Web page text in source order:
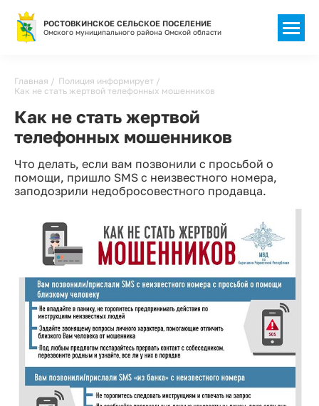
РОСТОВКИНСКОЕ СЕЛЬСКОЕ ПОСЕЛЕНИЕ
Омского муниципального района Омской области
Строка
навигации
Главная
Полиция информирует
Как не стать жертвой телефонных мошенников
Как не стать жертвой
телефонных мошенников
Что делать, если вам позвонили с просьбой о
помощи, пришло SMS с неизвестного номера,
заподозрили недобросовестного продавца.